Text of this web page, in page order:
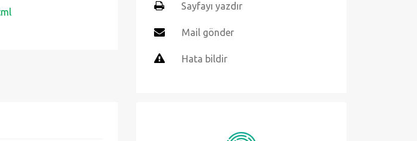
Sayfayı yazdır
Mail gönder
Hata bildir